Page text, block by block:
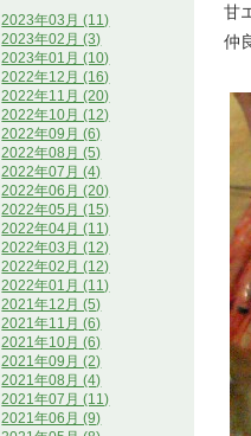
甘
仲
2023年03月 (11)
2023年02月 (3)
2023年01月 (10)
2022年12月 (16)
2022年11月 (20)
2022年10月 (12)
2022年09月 (6)
2022年08月 (5)
2022年07月 (4)
2022年06月 (20)
2022年05月 (15)
2022年04月 (11)
2022年03月 (12)
2022年02月 (12)
2022年01月 (11)
2021年12月 (5)
2021年11月 (6)
2021年10月 (6)
2021年09月 (2)
2021年08月 (4)
2021年07月 (11)
2021年06月 (9)